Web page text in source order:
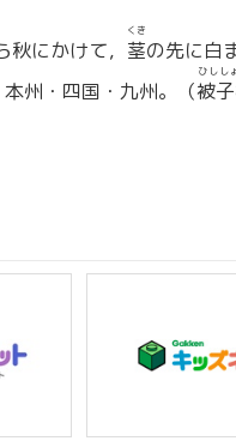
にかけて， 茎
くき
の先に白
本州・四国・九州。（被
ひしし